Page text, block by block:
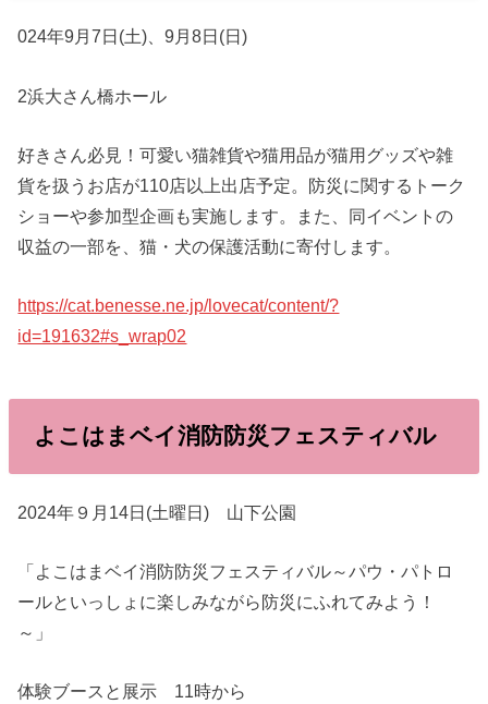
024年9月7日(土)、9月8日(日)
2浜大さん橋ホール
好きさん必見！可愛い猫雑貨や猫用品が猫用グッズや雑
貨を扱うお店が110店以上出店予定。防災に関するトーク
ショーや参加型企画も実施します。また、同イベントの
収益の一部を、猫・犬の保護活動に寄付します。
https://cat.benesse.ne.jp/lovecat/content/?
id=191632#s_wrap02
よこはまベイ消防防災フェスティバル
2024年９月14日(土曜日) 山下公園
「よこはまベイ消防防災フェスティバル～パウ・パトロ
ールといっしょに楽しみながら防災にふれてみよう！
～」
体験ブースと展示 11時から